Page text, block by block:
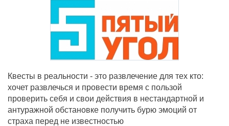
Квесты в реальности - это развлечение для тех кто:
хочет развлечься и провести время с пользой
проверить себя и свои действия в нестандартной и
антуражной обстановке получить бурю эмоций от
страха перед не известностью